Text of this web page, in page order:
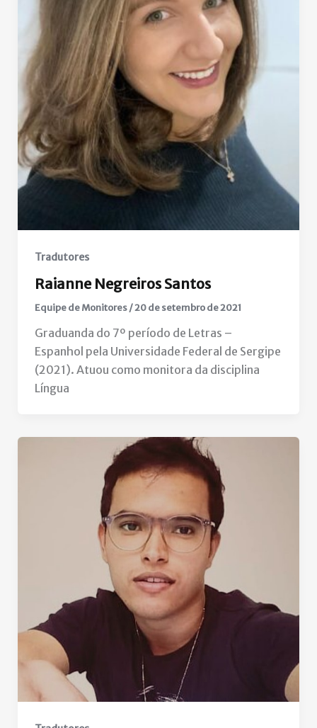
Tradutores
Raianne Negreiros Santos
Equipe de Monitores/20 de setembro de 2021
Graduanda do 7º período de Letras –
Espanhol pela Universidade Federal de Sergipe
(2021). Atuou como monitora da disciplina
Língua